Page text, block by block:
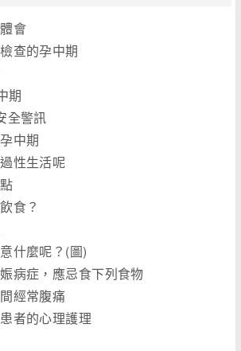
會
查的孕中期
期
全警訊
中期
性生活呢
食？
什麼呢？(圖)
病症，應忌食下列食物
經常腹痛
者的心理護理